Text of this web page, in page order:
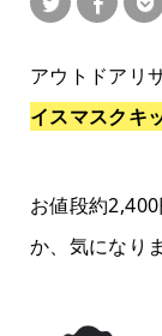
アウトドアリ
イスマスクキ
お値段約
か、気になり